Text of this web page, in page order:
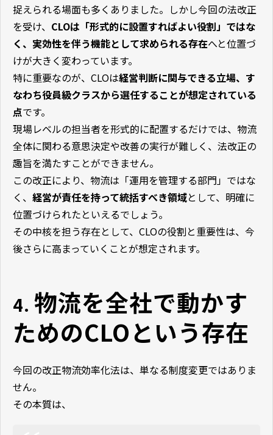
捉えられる場面も多くありました。しかし今回の法改正
を受け、 CLOは「形式的に設置すればよい役割」ではな
く、実効性を伴う機能として求められる存在へと位置づ
けが大きく変わっています。
特に重要なのが、CLOは経営判断に関与できる立場、す
なわち役員級クラスから選任することが想定されている
点です。
現場レベルの担当者を形式的に配置するだけでは、物流
全体に関わる意思決定や改善の実行が難しく、法改正の
趣旨を満たすことができません。
この改正により、物流は「運用を管理する部門」ではな
く、 経営が責任を持って統括すべき領域として、明確に
位置づけられたといえるでしょう。
その中核を担う存在として、CLOの役割と重要性は、今
後さらに高まっていくことが想定されます。
4. 物流を全社で動かす
ためのCLOという存在
今回の改正物流効率化法は、単なる制度変更ではありま
せん。
その本質は、